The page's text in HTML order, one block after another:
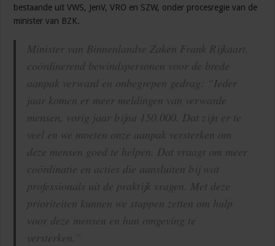
bestaande uit VWS, JenV, VRO en SZW, onder procesregie van de
minister van BZK.
Minister van Binnenlandse Zaken Frank Rijkaart,
coördinerend bewindspersonen voor de brede
aanpak verward en onbegrepen gedrag: “Ieder
jaar komen er meer meldingen van verwarde
mensen, vorig jaar bijna 150.000. Dat zijn er te
veel en we moeten onze aanpak versterken om
deze mensen goed te helpen. Dat vraagt om meer
coördinatie en acties die aansluiten bij wat
professionals uit de praktijk vragen. Met deze
prioriteiten kunnen we stappen zetten om hulp
voor deze mensen en hun omgeving te
versterken.”